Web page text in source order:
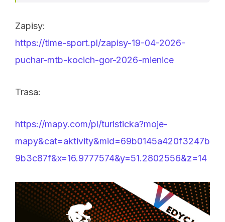
Zapisy:
https://time-sport.pl/zapisy-19-04-2026-
puchar-mtb-kocich-gor-2026-mienice
Trasa:
https://mapy.com/pl/turisticka?moje-
mapy&cat=aktivity&mid=69b0145a420f3247b
9b3c87f&x=16.9777574&y=51.2802556&z=14